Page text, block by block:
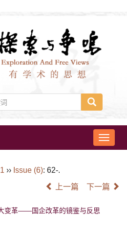
导
航
›› Issue (6): 62-.
上一篇 下一篇
变革——国企改革的镜鉴与反思